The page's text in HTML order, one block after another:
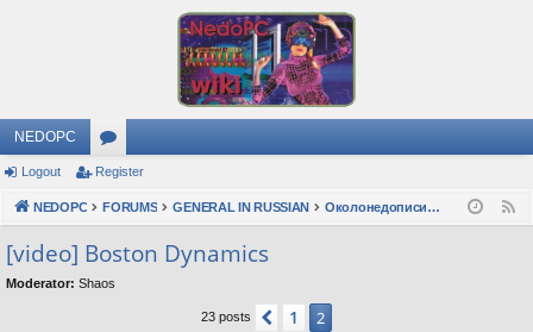
NEDOPC
or
u
s
Logout Register
NEDOPC FORUMS GENERAL IN RUSSIAN Околонедописишности
[video] Boston Dynamics
Moderator: Shaos
23 posts Previous
1 2